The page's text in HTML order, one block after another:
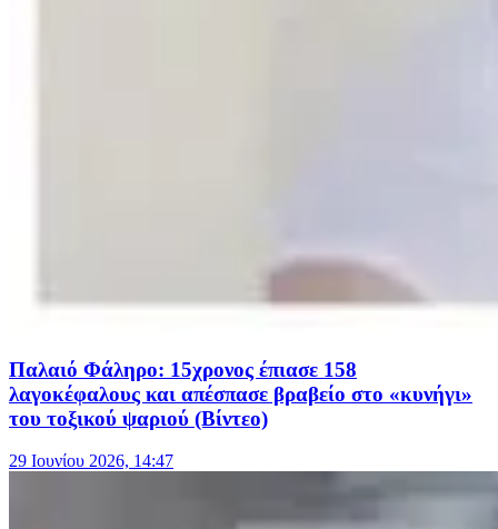
Παλαιό Φάληρο: 15χρονος έπιασε 158
λαγοκέφαλους και απέσπασε βραβείο στο «κυνήγι»
του τοξικού ψαριού (Βίντεο)
29 Ιουνίου 2026, 14:47